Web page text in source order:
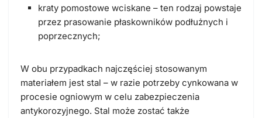
kraty pomostowe wciskane – ten rodzaj powstaje
przez prasowanie płaskowników podłużnych i
poprzecznych;
W obu przypadkach najczęściej stosowanym
materiałem jest stal – w razie potrzeby cynkowana w
procesie ogniowym w celu zabezpieczenia
antykorozyjnego. Stal może zostać także